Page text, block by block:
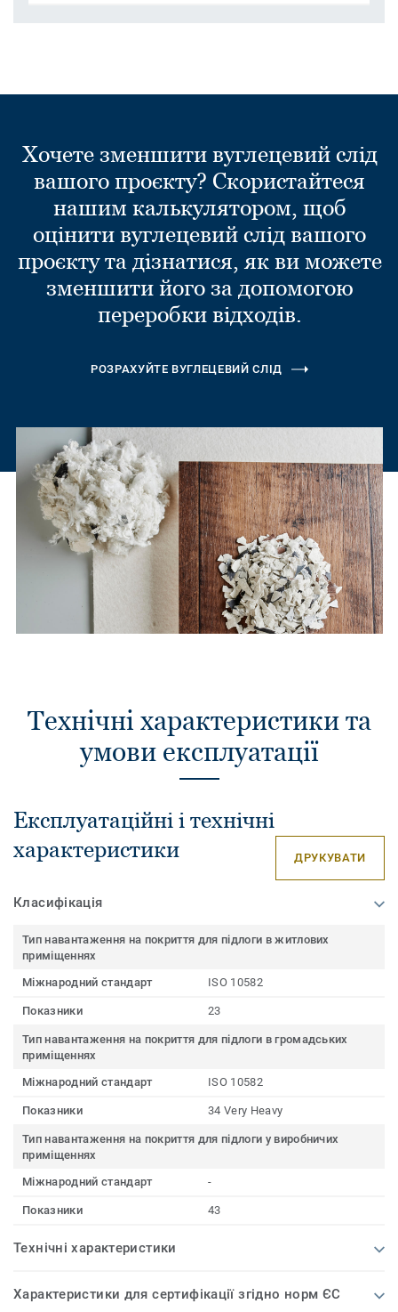
Хочете зменшити вуглецевий слід
вашого проєкту? Скористайтеся
нашим калькулятором, щоб
оцінити вуглецевий слід вашого
проєкту та дізнатися, як ви можете
зменшити його за допомогою
переробки відходів.
РОЗРАХУЙТЕ ВУГЛЕЦЕВИЙ СЛІД
Технічні характеристики та
умови експлуатації
Експлуатаційні і технічні
характеристики
ДРУКУВАТИ
Класифікація
Тип навантаження на покриття для підлоги в житлових
приміщеннях
Міжнародний стандарт
ISO 10582
Показники 23
Тип навантаження на покриття для підлоги в громадських
приміщеннях
Міжнародний стандарт
ISO 10582
Показники 34 Very Heavy
Тип навантаження на покриття для підлоги у виробничих
приміщеннях
Міжнародний стандарт
-
Показники 43
Технічні характеристики
Характеристики для сертифікації згідно норм ЄС